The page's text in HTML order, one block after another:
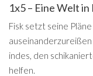
1x5 – Eine Welt in
Fisk setzt seine
indes, den
helfen.